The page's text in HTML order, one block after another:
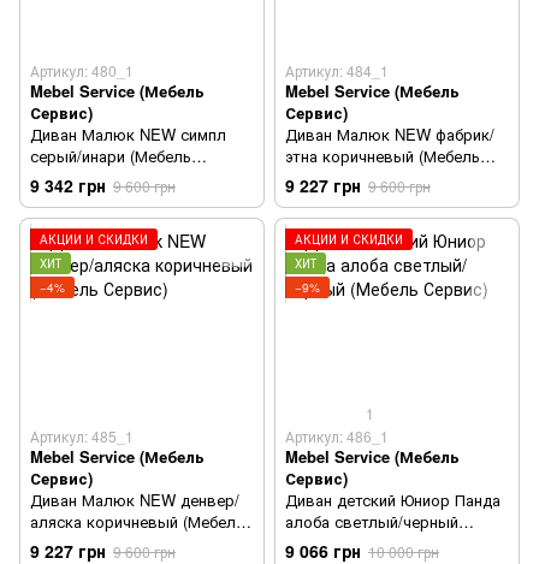
Артикул: 480_1
Mebel Service (Мебель
Сервис)
Диван Малюк NEW симпл
серый/инари (Мебель
Сервис)
9 342 грн 9 600 грн
Артикул: 484_1
Mebel Service (Мебель
Сервис)
Диван Малюк NEW фабрик/
этна коричневый (Мебель
Сервис)
9 227 грн 9 600 грн
АКЦИИ И СКИДКИ
ХИТ
−4%
Артикул: 485_1
Mebel Service (Мебель
Сервис)
Диван Малюк NEW денвер/
аляска коричневый (Мебель
Сервис)
9 227 грн 9 600 грн
АКЦИИ И СКИДКИ
ХИТ
−9%
1
Артикул: 486_1
Mebel Service (Мебель
Сервис)
Диван детский Юниор Панда
алоба светлый/черный
(Мебель Сервис)
9 066 грн 10 000 грн